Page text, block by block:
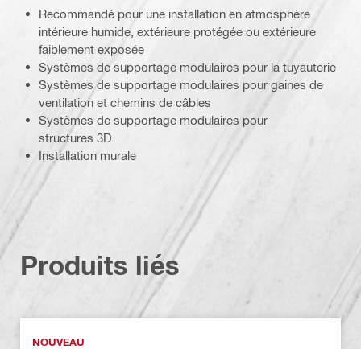
Recommandé pour une installation en atmosphère
intérieure humide, extérieure protégée ou extérieure
faiblement exposée
Systèmes de supportage modulaires pour la tuyauterie
Systèmes de supportage modulaires pour gaines de
ventilation et chemins de câbles
Systèmes de supportage modulaires pour
structures 3D
Installation murale
Produits liés
NOUVEAU